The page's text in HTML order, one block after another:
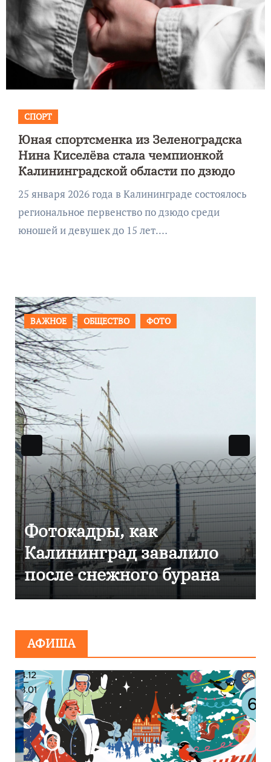
СПОРТ
Юная спортсменка из Зеленоградска
Нина Киселёва стала чемпионкой
Калининградской области по дзюдо
25 января 2026 года в Калининграде состоялось
региональное первенство по дзюдо среди
юношей и девушек до 15 лет.…
ОБЩЕСТВО ФОТО
как
завалило
снежного бурана
АФИША